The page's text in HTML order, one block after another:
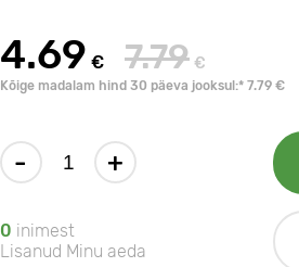
4.69 € 7.79 €
Kõige madalam hind 30 päeva jooksul:* 7.79 €
- +
0 inimest
Lisanud Minu aeda